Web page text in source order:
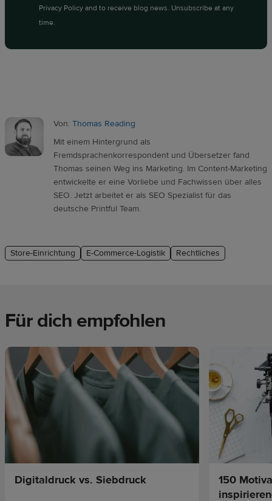
Privacy Policyand to receive blog news. Unsubscribe at any
time.
Von: Thomas Reading
Mit einem Hintergrund als
Fremdsprachenkorrespondent und Übersetzer fand
Thomas seinen Weg ins Marketing. Im Content-Marketing
entwickelte er eine Vorliebe und Fachwissen über alles
SEO. Jetzt arbeitet er als SEO Spezialist für das
deutsche Printful Team.
Store-Einrichtung E-Commerce-Logistik Rechtliches
Für dich empfohlen
Digitaldruck vs. Siebdruck
150